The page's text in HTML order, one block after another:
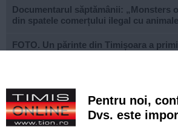
Documentarul săptămânii: „Monsters
din spatele comerțului ilegal cu
FOTO. Un părinte din Timișoara a
Când va fi montat gazonul și când va fi
stadionul
VIDEO. Carambol în zona Metro din
Pentru noi,
Dvs. este